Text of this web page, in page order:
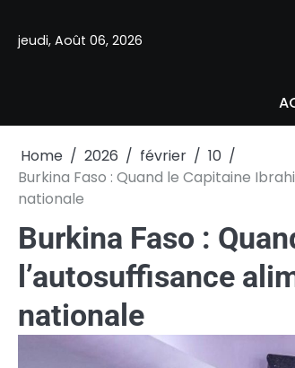
content
jeudi, Août 06, 2026
Home 2026 février
10
Burkina Faso : Quand le Capitaine
nationale
Burkina Faso :
l’autosuffisance
nationale